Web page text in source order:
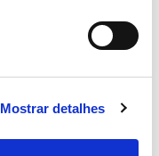
Mostrar detalhes